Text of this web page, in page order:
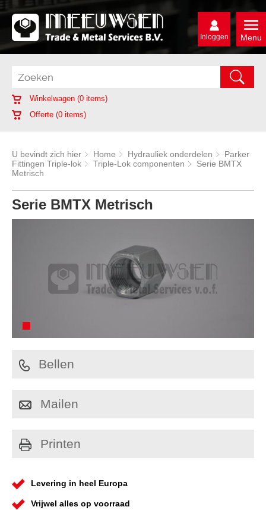
Menu
Inloggen
Winkelwagen (0 items)
Offerte (0 items)
U bevindt zich hier Home Hydrauliek onderdelen
Parker
Fittingen Triple-lok
Triple-Lok componenten
Serie BMTX
Metrisch
Serie BMTX Metrisch
Bellen
Mailen
Printen
Levering in heel Europa
Vrijwel alles op voorraad